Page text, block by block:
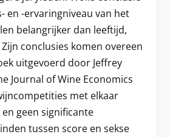
en -ervaringniveau van het
belangrijker dan leeftijd,
conclusies komen overeen
uitgevoerd door Jeffrey
Journal of Wine Economics
met elkaar
geen significante
tussen score en sekse